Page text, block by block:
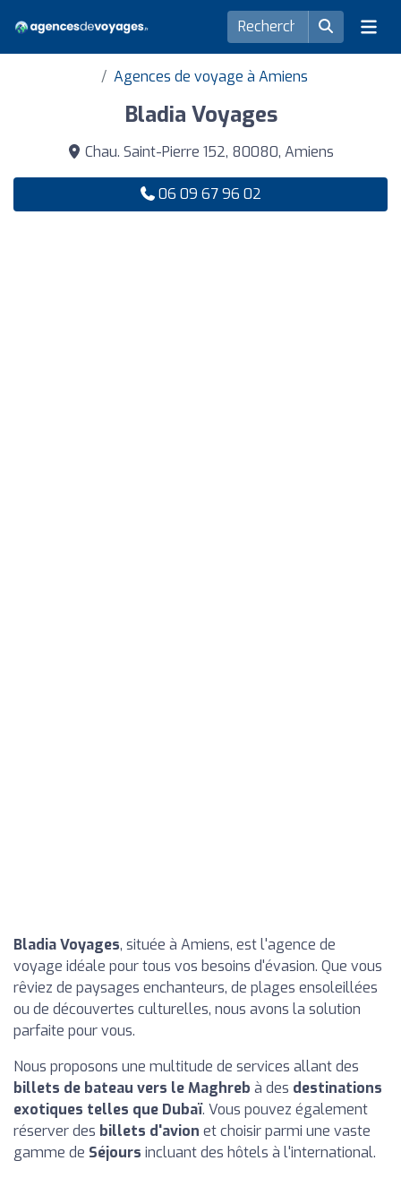
Agences de voyage à Amiens
Bladia Voyages
Chau. Saint-Pierre 152, 80080, Amiens
06 09 67 96 02
Bladia Voyages, située à Amiens, est l'agence de
voyage idéale pour tous vos besoins d'évasion. Que vous
rêviez de paysages enchanteurs, de plages ensoleillées
ou de découvertes culturelles, nous avons la solution
parfaite pour vous.
Nous proposons une multitude de services allant des
billets de bateau vers le Maghreb à des destinations
exotiques telles que Dubaï. Vous pouvez également
réserver des billets d'avion et choisir parmi une vaste
gamme de Séjours incluant des hôtels à l'international.